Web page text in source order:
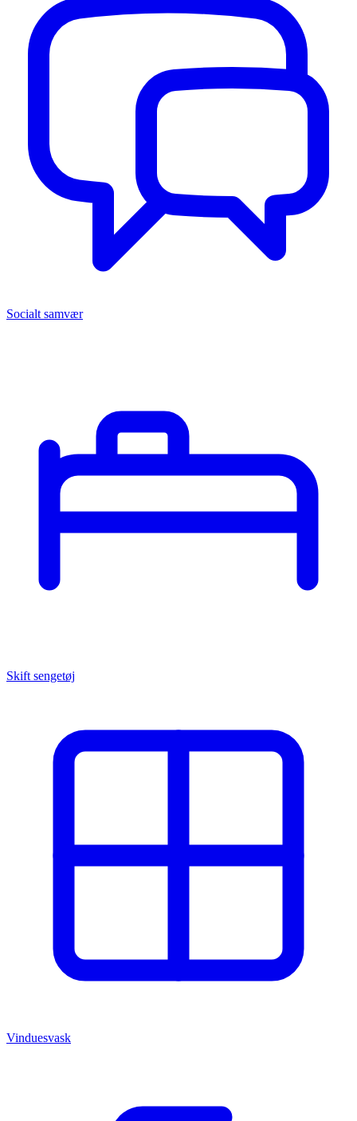
Socialt samvær
Skift sengetøj
Vinduesvask